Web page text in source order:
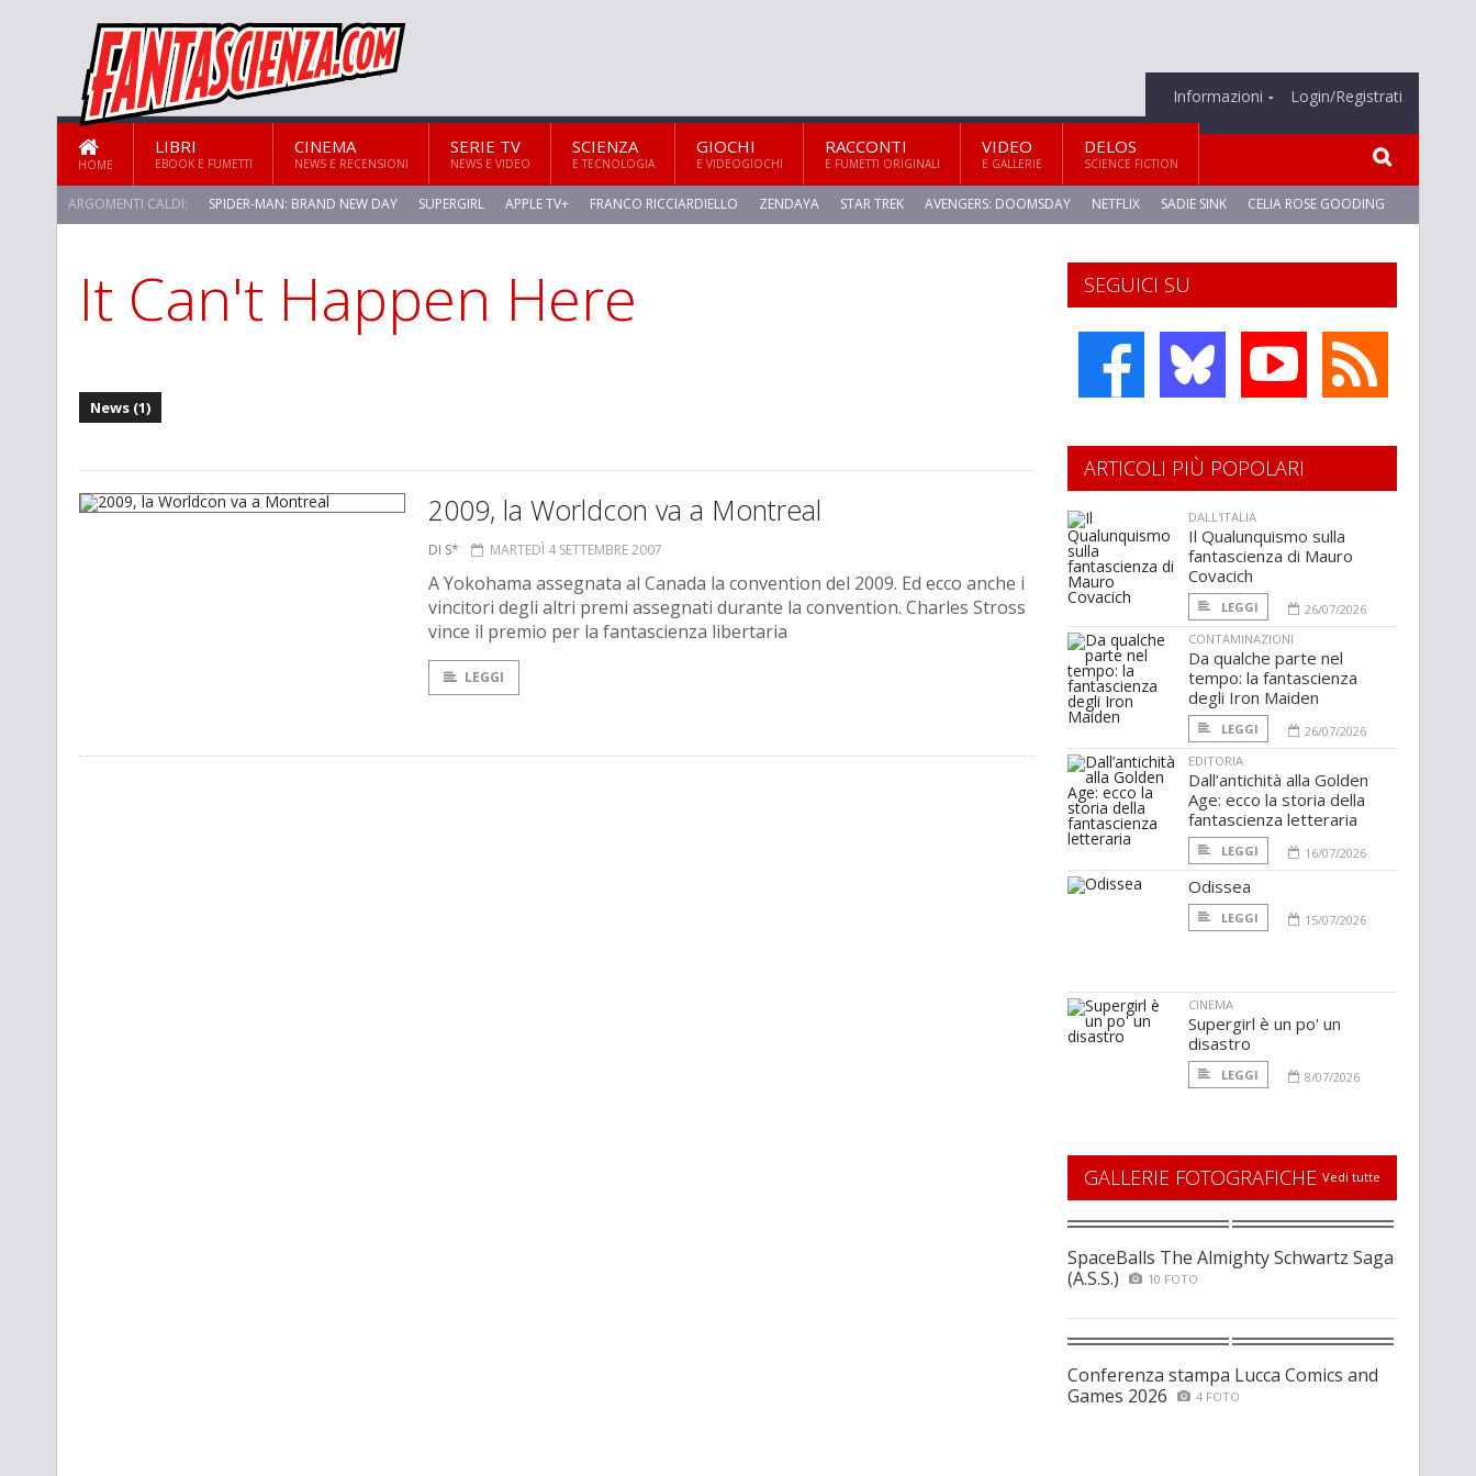
Informazioni Login/Registrati
HOME
LIBRI
EBOOK E FUMETTI
CINEMA
NEWS E RECENSIONI
SERIE TV
NEWS E VIDEO
SCIENZA
E TECNOLOGIA
GIOCHI
E VIDEOGIOCHI
RACCONTI
E FUMETTI ORIGINALI
VIDEO
E GALLERIE
DELOS
SCIENCE FICTION
ARGOMENTI CALDI: SPIDER-MAN: BRAND NEW DAY SUPERGIRL APPLE TV+ FRANCO RICCIARDIELLO ZENDAYA STAR TREK AVENGERS: DOOMSDAY NETFLIX SADIE SINK CELIA ROSE GOODING
It Can't Happen Here
News (1)
2009, la Worldcon va a Montreal
DI S* MARTEDÌ 4 SETTEMBRE 2007
A Yokohama assegnata al Canada la convention del 2009. Ed ecco anche i
vincitori degli altri premi assegnati durante la convention. Charles Stross
vince il premio per la fantascienza libertaria
LEGGI
SEGUICI SU
ARTICOLI PIÙ POPOLARI
DALL'ITALIA
Il Qualunquismo sulla
fantascienza di Mauro
Covacich
LEGGI
26/07/2026
CONTAMINAZIONI
Da qualche parte nel
tempo: la fantascienza
degli Iron Maiden
LEGGI
26/07/2026
EDITORIA
Dall’antichità alla Golden
Age: ecco la storia della
fantascienza letteraria
LEGGI 16/07/2026
Odissea
LEGGI 15/07/2026
CINEMA
Supergirl è un po' un
disastro
LEGGI 8/07/2026
GALLERIE FOTOGRAFICHE Vedi tutte
SpaceBalls The Almighty Schwartz Saga
(A.S.S.)
10 FOTO
Conferenza stampa Lucca Comics and
Games 2026
4 FOTO